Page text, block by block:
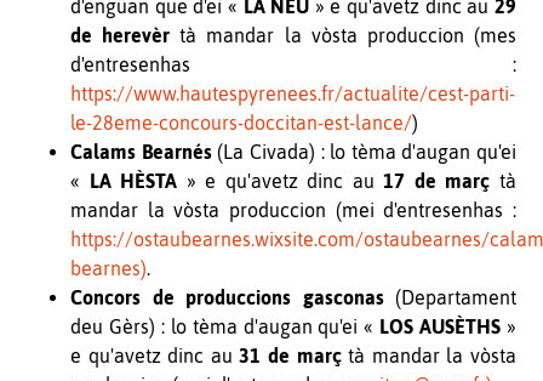
d'engüan que d'ei « LA NÈU » e qu'avetz dinc au29
de herevèr tà mandar la vòsta produccion (mes
d'entresenhas :
https://www.hautespyrenees.fr/actualite/cest-parti-
le-28eme-concours-doccitan-est-lance/)
Calams Bearnés(La Civada) : lo tèma d'augan qu'ei
« LA HÈSTA » e qu'avetz dinc au17 de març tà
mandar la vòsta produccion (mei d'entresenhas :
https://ostaubearnes.wixsite.com/ostaubearnes/
bearnes).
Concors de produccions gasconas(Departament
deu Gèrs) : lo tèma d'augan qu'ei « LOS AUSÈTHS »
e qu'avetz dinc au31 de marçtà mandar la vòsta